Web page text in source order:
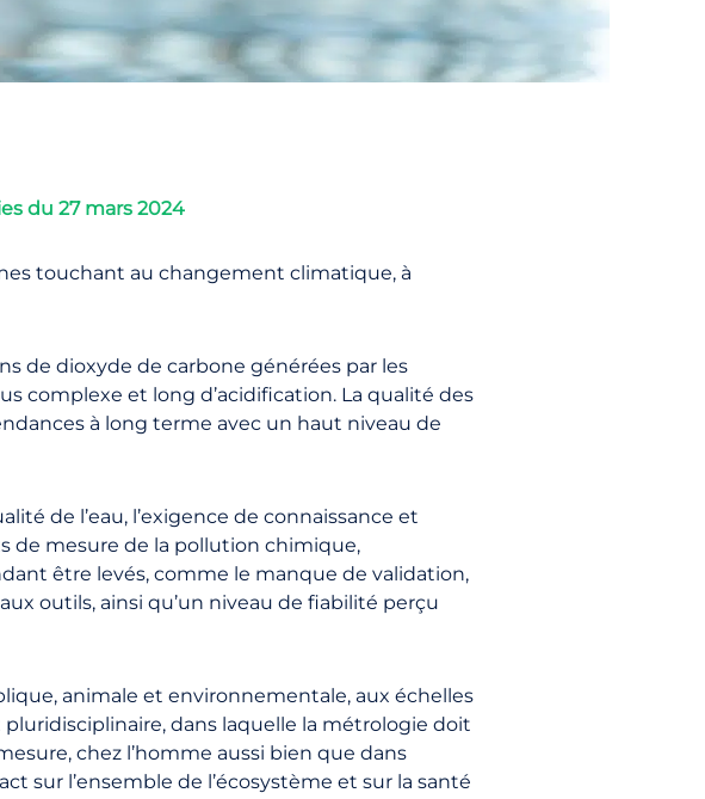
du 27 mars 2024
touchant au changement climatique, à
de dioxyde de carbone générées par les
complexe et long d’acidification. La qualité des
à long terme avec un haut niveau de
de l’eau, l’exigence de connaissance et
de mesure de la pollution chimique,
être levés, comme le manque de validation,
outils, ainsi qu’un niveau de fiabilité perçu
animale et environnementale, aux échelles
dans laquelle la métrologie doit
chez l’homme aussi bien que dans
sur l’ensemble de l’écosystème et sur la santé